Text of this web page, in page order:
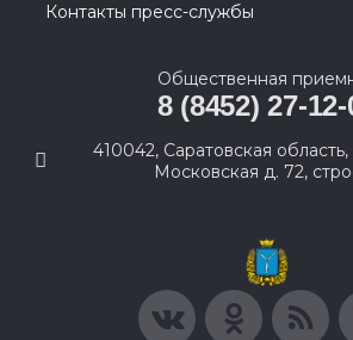
Контакты пресс-службы
Общественная
8 (8452) 27-12-
410042, Саратовская область,
Московская д. 72,